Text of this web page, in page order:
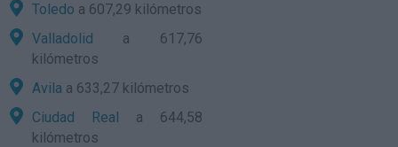
Toledo a 607,29 kilómetros
Valladolid a 617,76
kilómetros
Avila a 633,27 kilómetros
Ciudad Real a 644,58
kilómetros